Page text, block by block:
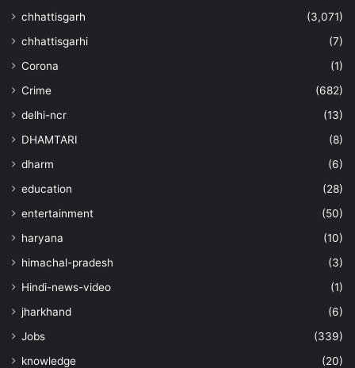
chhattisgarh
(3,071)
chhattisgarhi
(7)
Corona
(1)
Crime
(682)
delhi-ncr
(13)
DHAMTARI
(8)
dharm
(6)
education
(28)
entertainment
(50)
haryana
(10)
himachal-pradesh
(3)
Hindi-news-video
(1)
jharkhand
(6)
Jobs
(339)
knowledge
(20)